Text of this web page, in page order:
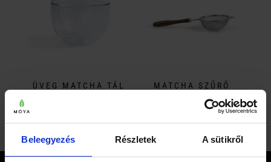
Beleegyezés Részletek A sütikről
ÜVEG MATCHA TÁL MATCHA SZŰRŐ
Ft